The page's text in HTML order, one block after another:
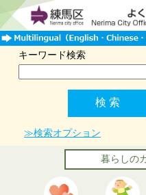
キーワード検索
≫検索オプション
暮らしの